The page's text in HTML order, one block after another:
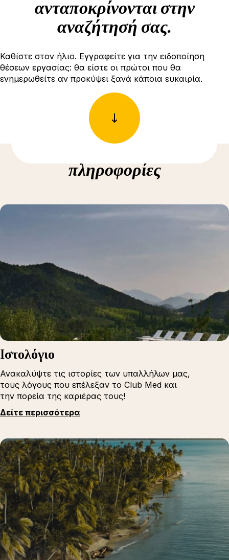
ανταποκρίνονται στην
αναζήτησή σας.
Καθίστε στον ήλιο. Εγγραφείτε για την ειδοποίηση
θέσεων εργασίας: θα είστε οι πρώτοι που θα
ενημερωθείτε αν προκύψει ξανά κάποια ευκαιρία.
πληροφορίες
Iστολόγιο
Ανακαλύψτε τις ιστορίες των υπαλλήλων μας,
τους λόγους που επέλεξαν το Club Med και
την πορεία της καριέρας τους!
Δείτε περισσότερα